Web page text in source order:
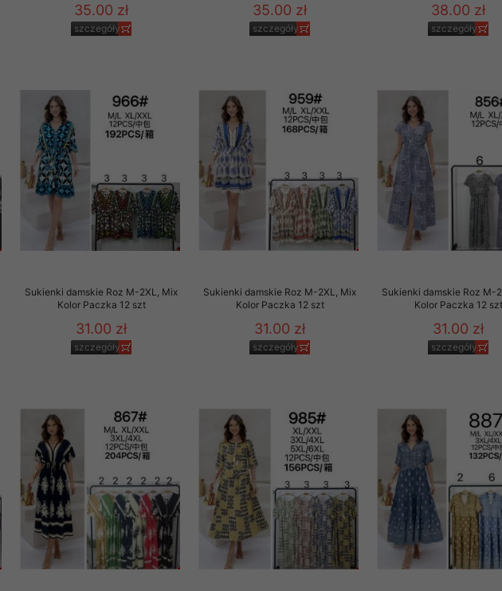
35.00 zł
szczegóły
35.00 zł
szczegóły
38.00 zł
szczegóły
Sukienki damskie Roz M-2XL, Mix
Kolor Paczka 12 szt
31.00 zł
szczegóły
Sukienki damskie Roz M-2XL, Mix
Kolor Paczka 12 szt
31.00 zł
szczegóły
Sukienki damskie Roz M-
Kolor Paczka 12 szt
31.00 zł
szczegóły